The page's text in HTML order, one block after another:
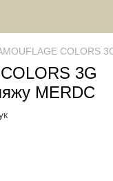
COLORS
3G
MERDC